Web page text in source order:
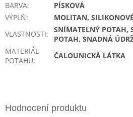
BARVA:
PÍSKOVÁ
VÝPLŇ:
MOLITAN,
VLASTNOSTI:
SNÍMATELNÝ POTAH,
POTAH, SNADNÁ
MATERIÁL
POTAHU:
ČALOUNICKÁ LÁTKA